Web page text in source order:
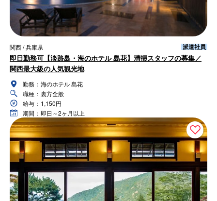
関西 / 兵庫県 派遣社員
即日勤務可【淡路島・海のホテル 島花】清掃スタッフの募集／
関西最大級の人気観光地
勤務： 海のホテル 島花
職種： 裏方全般
給与： 1,150円
期間： 即日～2ヶ月以上